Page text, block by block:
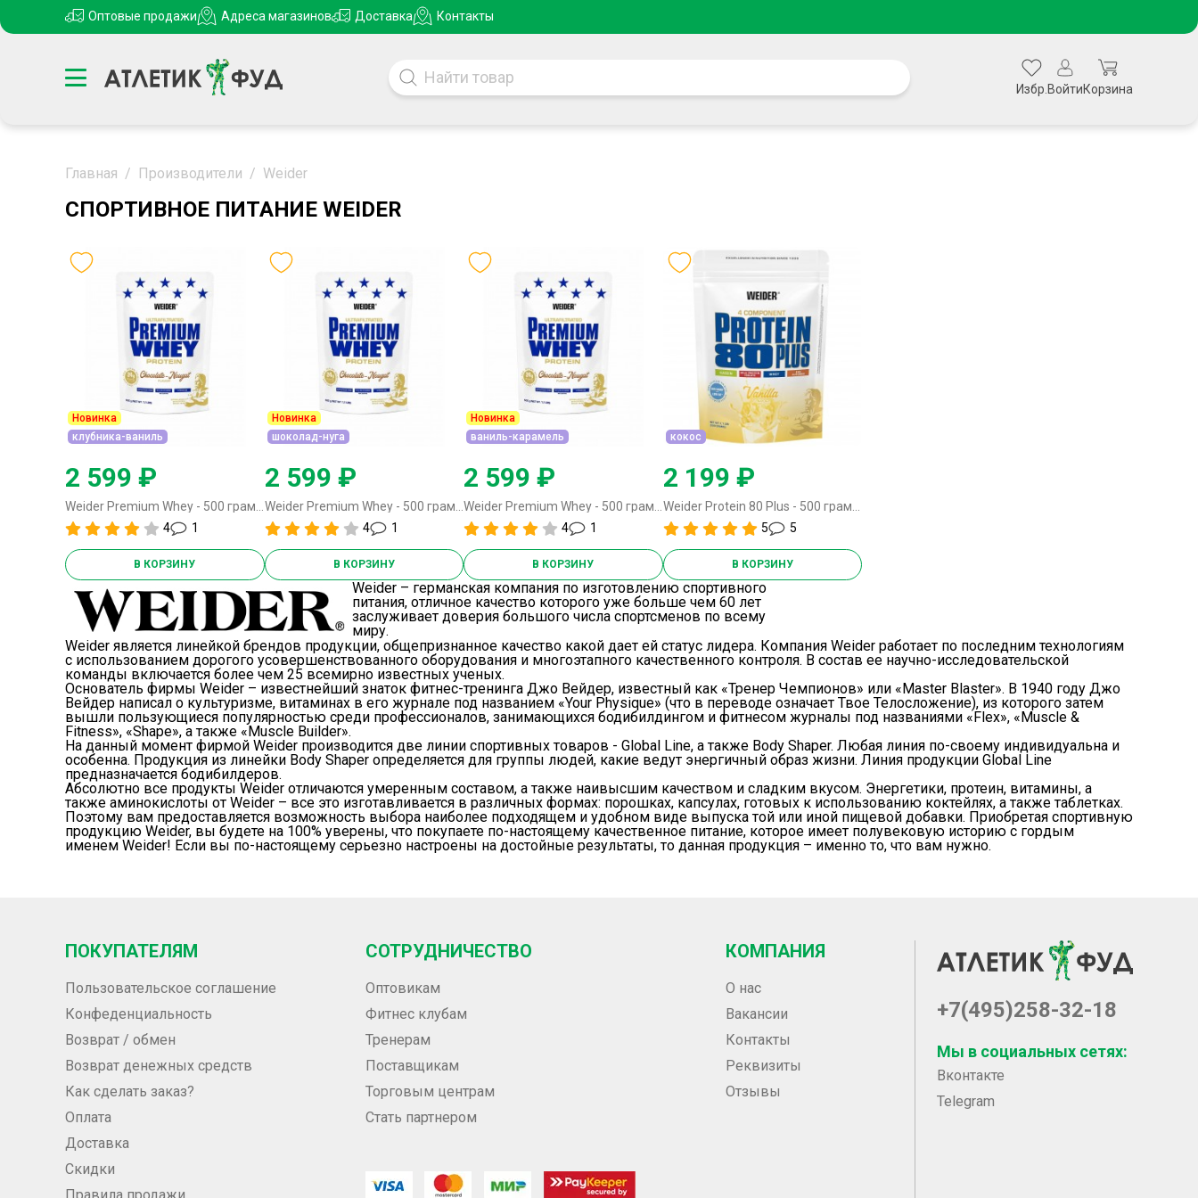
Оптовые продажи Адреса магазинов Доставка Контакты
Избр. ВойтиКорзина
Главная / Производители / Weider
СПОРТИВНОЕ ПИТАНИЕ WEIDER
Новинка
клубника-ваниль
2 599 ₽
4
1
В КОРЗИНУ
Новинка
шоколад-нуга
2 599 ₽
4
1
В КОРЗИНУ
Новинка
ваниль-карамель
2 599 ₽
4
1
В КОРЗИНУ
кокос
2 199 ₽
5
5
В КОРЗИНУ
Weider – германская компания по изготовлению спортивного
питания, отличное качество которого уже больше чем 60 лет
заслуживает доверия большого числа спортсменов по всему
миру.
Weider является линейкой брендов продукции, общепризнанное качество какой дает ей статус лидера. Компания Weider работает по последним технологиям
с использованием дорогого усовершенствованного оборудования и многоэтапного качественного контроля. В состав ее научно-исследовательской
команды включается более чем 25 всемирно известных ученых.
Основатель фирмы Weider – известнейший знаток фитнес-тренинга Джо Вейдер, известный как «Тренер Чемпионов» или «Master Blaster». В 1940 году Джо
Вейдер написал о культуризме, витаминах в его журнале под названием «Your Physique» (что в переводе означает Твое Телосложение), из которого затем
вышли пользующиеся популярностью среди профессионалов, занимающихся бодибилдингом и фитнесом журналы под названиями «Flex», «Muscle &
Fitness», «Shape», а также «Muscle Builder».
На данный момент фирмой Weider производится две линии спортивных товаров - Global Line, а также Body Shaper. Любая линия по-своему индивидуальна и
особенна. Продукция из линейки Body Shaper определяется для группы людей, какие ведут энергичный образ жизни. Линия продукции Global Line
предназначается бодибилдеров.
Абсолютно все продукты Weider отличаются умеренным составом, а также наивысшим качеством и сладким вкусом. Энергетики, протеин, витамины, а
также аминокислоты от Weider – все это изготавливается в различных формах: порошках, капсулах, готовых к использованию коктейлях, а также таблетках.
Поэтому вам предоставляется возможность выбора наиболее подходящем и удобном виде выпуска той или иной пищевой добавки. Приобретая спортивную
продукцию Weider, вы будете на 100% уверены, что покупаете по-настоящему качественное питание, которое имеет полувековую историю с гордым
именем Weider! Если вы по-настоящему серьезно настроены на достойные результаты, то данная продукция – именно то, что вам нужно.
ПОКУПАТЕЛЯМ
Пользовательское соглашение
Конфеденциальность
Возврат / обмен
Возврат денежных средств
Как сделать заказ?
Оплата
Доставка
Скидки
СОТРУДНИЧЕСТВО
Оптовикам
Фитнес клубам
Тренерам
Поставщикам
Торговым центрам
Стать партнером
КОМПАНИЯ
О нас
Вакансии
Контакты
Реквизиты
Отзывы
+7(495)258-32-18
Мы в социальных сетях:
Вконтакте
Telegram